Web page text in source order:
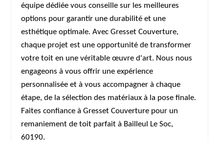
équipe dédiée vous conseille sur les meilleures
options pour garantir une durabilité et une
esthétique optimale. Avec Gresset Couverture,
chaque projet est une opportunité de transformer
votre toit en une véritable œuvre d'art. Nous nous
engageons à vous offrir une expérience
personnalisée et à vous accompagner à chaque
étape, de la sélection des matériaux à la pose finale.
Faites confiance à Gresset Couverture pour un
remaniement de toit parfait à Bailleul Le Soc,
60190.